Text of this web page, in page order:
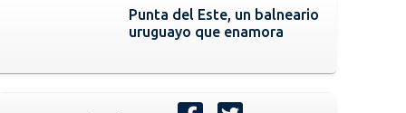
Punta del Este, un balneario
uruguayo que enamora